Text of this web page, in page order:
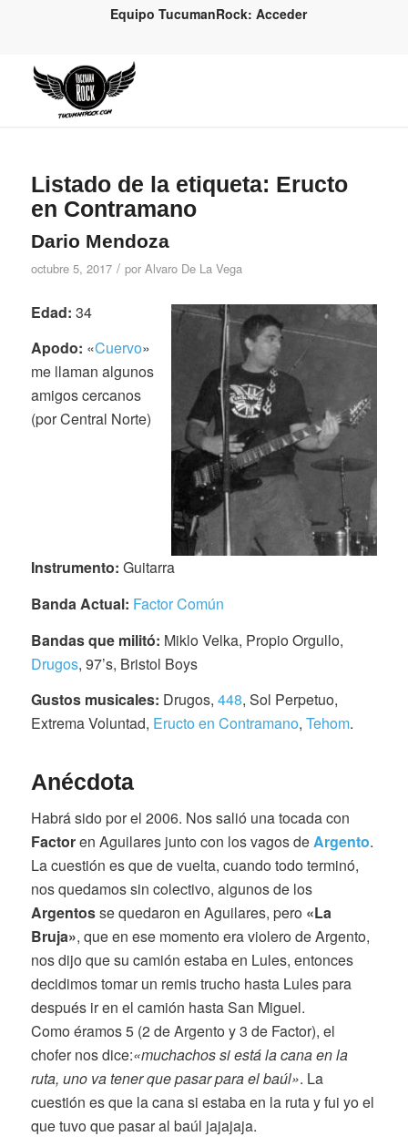
Equipo TucumanRock: Acceder
Listado de la etiqueta: Eructo
en Contramano
Dario Mendoza
octubre 5, 2017 / por Alvaro De La Vega
Edad: 34
Apodo: «Cuervo»
me llaman algunos
amigos cercanos
(por Central Norte)
Instrumento: Guitarra
Banda Actual: Factor Común
Bandas que militó: Miklo Velka, Propio Orgullo,
Drugos, 97’s, Bristol Boys
Gustos musicales: Drugos, 448, Sol Perpetuo,
Extrema Voluntad, Eructo en Contramano, Tehom.
Anécdota
Habrá sido por el 2006. Nos salió una tocada con
Factoren Aguilares junto con los vagos deArgento.
La cuestión es que de vuelta, cuando todo terminó,
nos quedamos sin colectivo, algunos de los
Argentosse quedaron en Aguilares, pero «La
Bruja», que en ese momento era violero de Argento,
nos dijo que su camión estaba en Lules, entonces
decidimos tomar un remis trucho hasta Lules para
después ir en el camión hasta San Miguel.
Como éramos 5 (2 de Argento y 3 de Factor), el
chofer nos dice:«muchachos si está la cana en la
ruta, uno va tener que pasar para el baúl». La
cuestión es que la cana si estaba en la ruta y fui yo el
que tuvo que pasar al baúl jajajaja.